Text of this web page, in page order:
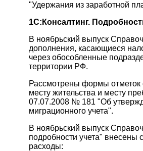
"Удержания из заработной
1С:Консалтинг.
В ноябрьский выпуск
дополнения, касающиеся
через обособленные
территории РФ.
Рассмотрены формы отметок
месту жительства и месту
07.07.2008 № 181 "Об
миграционного учета".
В ноябрьский выпуск
подробности учета"
расходы: